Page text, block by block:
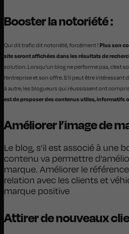
Booster la notoriété :
Qui dit trafic dit notoriété, forcément ! Plus son
site seront affichées dans les résultats de
solution. Lorsqu’un blog ne performe pas, c’est
l’entreprise et son offre. S’il peut être
à autre, les blogueurs qui réussissent ont
est de proposer des contenus utiles, informatifs
Améliorer l’image de
Le blog, s’il est associé à une
contenu va permettre
marque. Améliorer le
relation avec les clients et
marque positive
Attirer de nouveaux